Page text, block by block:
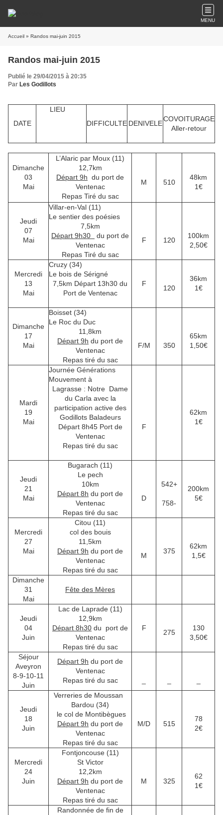
MENU
Accueil » Randos mai-juin 2015
Randos mai-juin 2015
Publié le 29/04/2015 à 20:35
Par Les Godillots
DATE
LIEU
DIFFICULTE DENIVELE
COVOITURAGE
Aller-retour
Dimanche
03
Mai
L’Alaric par Moux (11)
12,7km
Départ 9h du port de
Ventenac
Repas Tiré du sac
M 510
48km
1€
Jeudi
07
Mai
Villar-en-Val (11)
Le sentier des poésies
7,5km
Départ 9h30
du port de
Ventenac
Repas Tiré du sac
F 120
100km
2,50€
Mercredi
13
Mai
Cruzy (34)
Le bois de Sérigné
7,5km Départ 13h30 du
Port de Ventenac
F
120
36km
1€
Dimanche
17
Mai
Boisset (34)
Le Roc du Duc
11,8km
Départ 9h du port de
Ventenac
Repas tiré du sac
F/M 350
65km
1,50€
Mardi
19
Mai
Journée Générations
Mouvement à
Lagrasse : Notre Dame
du Carla avec la
participation active des
Godillots Baladeurs
Départ 8h45 Port de
Ventenac
Repas tiré du sac
F
62km
1€
Jeudi
21
Mai
Bugarach (11)
Le pech
10km
Départ 8h du port de
Ventenac
Repas tiré du sac
D
542+
758-
200km
5€
Mercredi
27
Mai
Citou (11)
col des bouis
11,5km
Départ 9h du port de
Ventenac
Repas tiré du sac
M
375
62km
1,5€
Dimanche
31
Mai
Fête des Mères
Jeudi
04
Juin
Lac de Laprade (11)
12,9km
Départ 8h30 du port de
Ventenac
Repas tiré du sac
F
275
130
3,50€
Séjour
Aveyron
8-9-10-11
Juin
Départ 9h du port de
Ventenac
Repas tiré du sac
Jeudi
18
Juin
Verreries de Moussan
Bardou (34)
le col de Montibègues
Départ 9h du port de
Ventenac
Repas tiré du sac
M/D 515
78
2€
Mercredi
24
Juin
Fontjoncouse (11)
St Victor
12,2km
Départ 9h du port de
Ventenac
Repas tiré du sac
M 325
62
1€
Randonnée de fin de